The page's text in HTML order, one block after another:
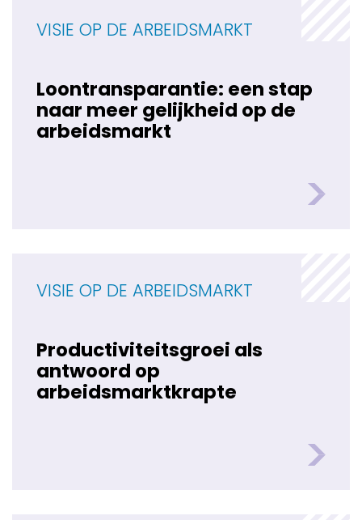
VISIE OP DE ARBEIDSMARKT
Loontransparantie: een stap
naar meer gelijkheid op de
arbeidsmarkt
VISIE OP DE ARBEIDSMARKT
Productiviteitsgroei als
antwoord op
arbeidsmarktkrapte